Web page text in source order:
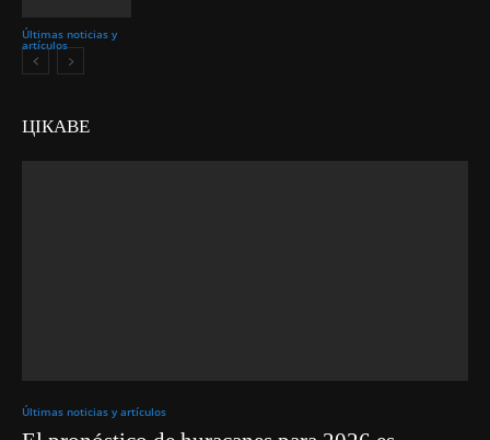
Últimas noticias y
artículos
ЦІКАВЕ
Últimas noticias y artículos